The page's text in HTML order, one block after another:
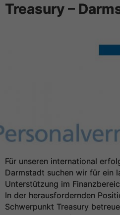
Treasury –
Für unseren international
Darmstadt suchen wir für ein
Unterstützung im
In der herausfordernden
Schwerpunkt Treasury